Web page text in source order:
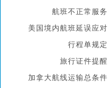
航班不正常服务
美国境内航班延误应对
行程单规定
旅行证件提醒
加拿大航线运输总条件